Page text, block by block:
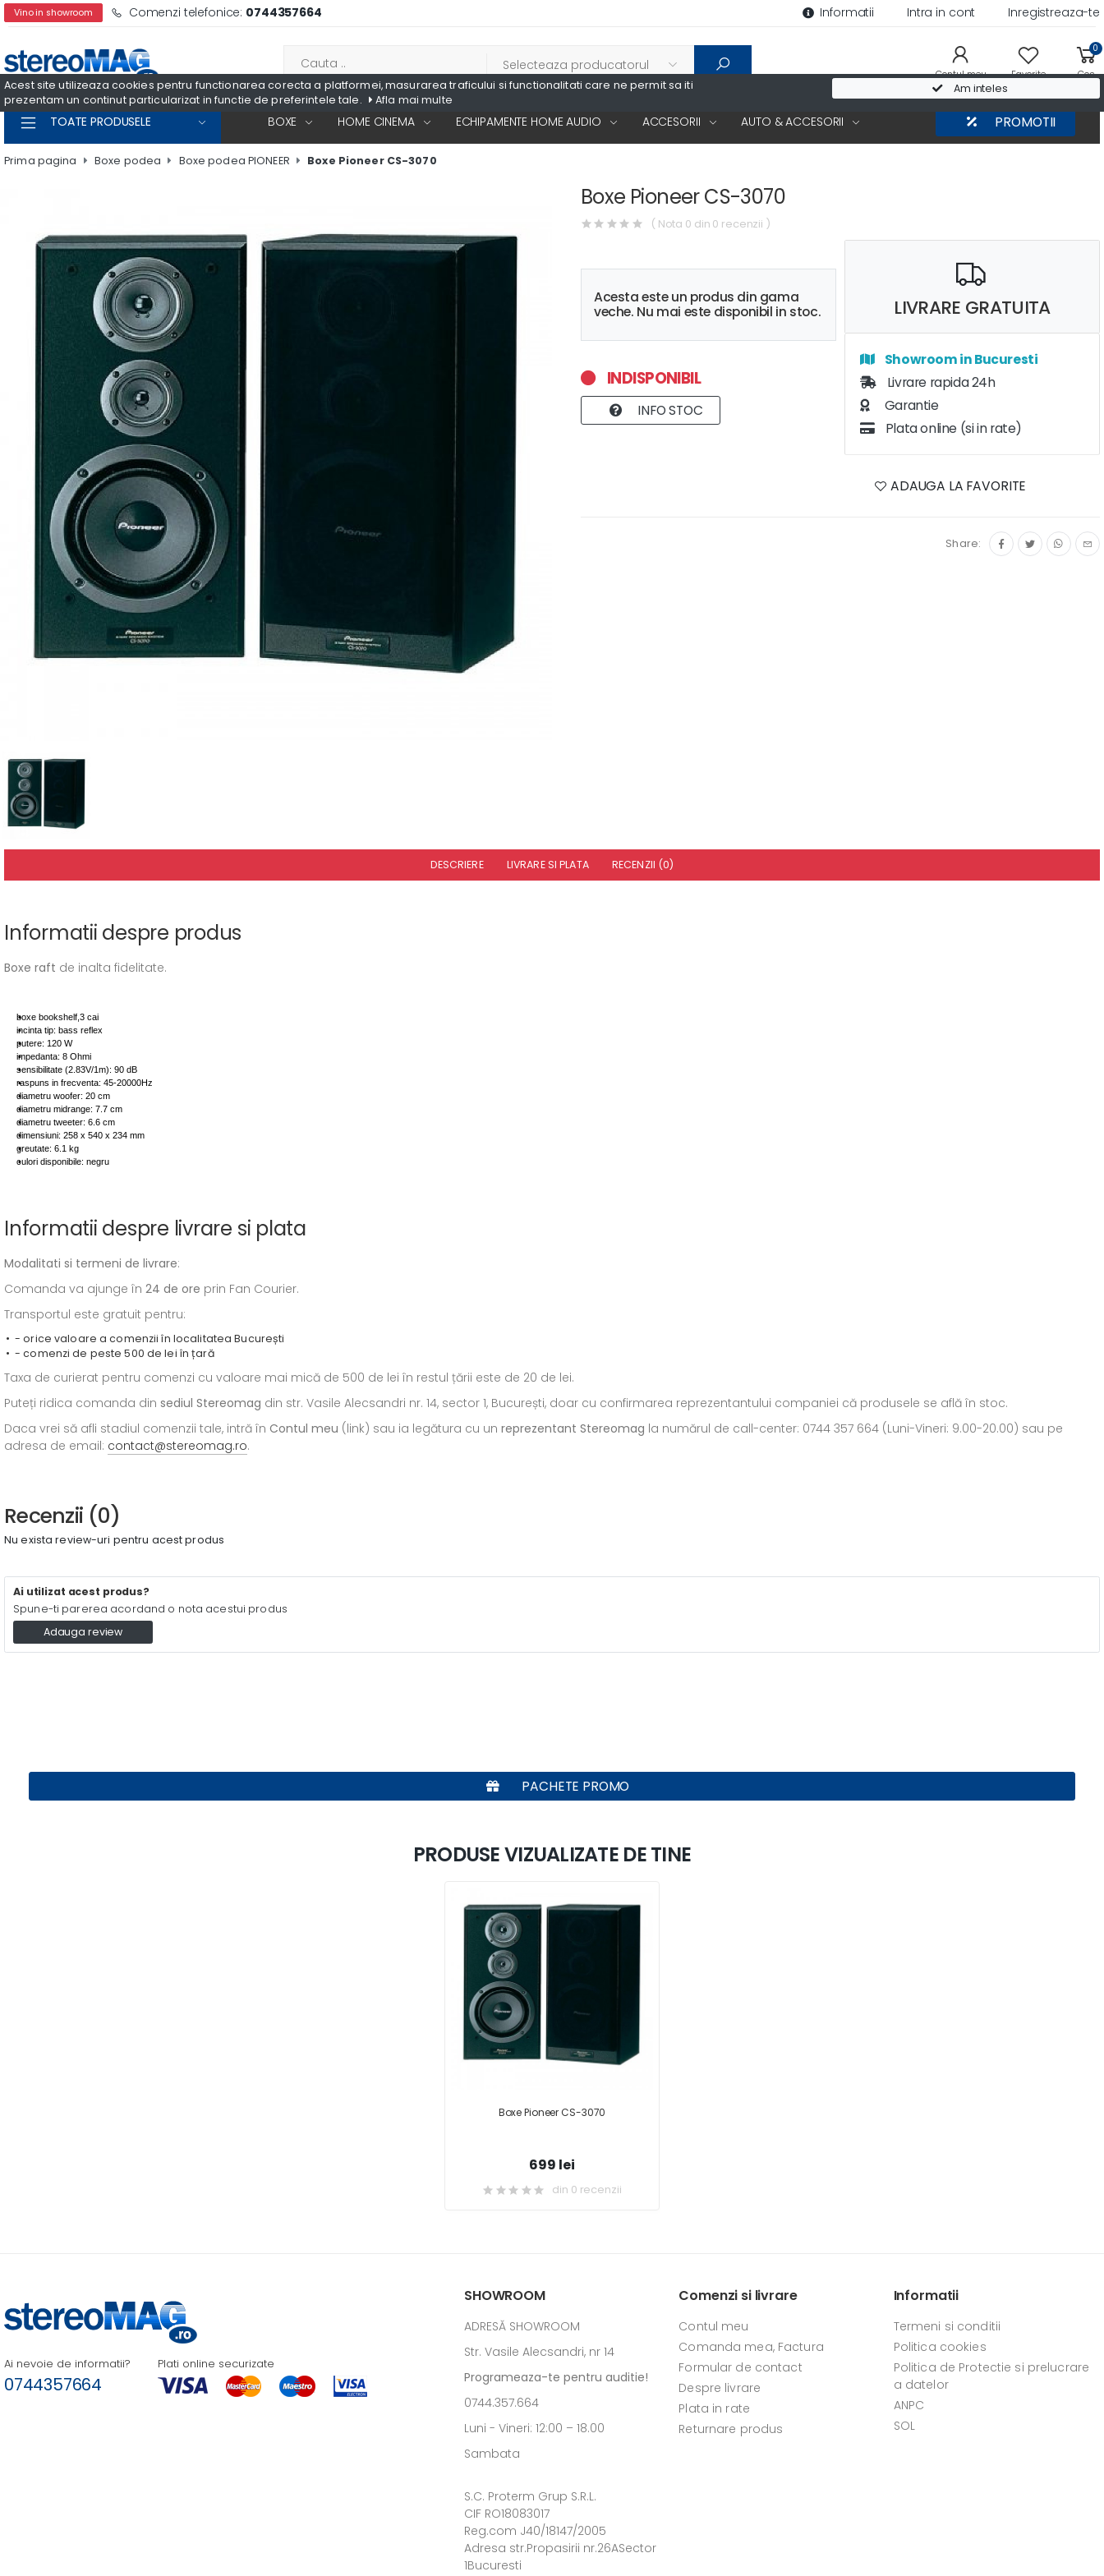
Acest site utilizeaza cookies pentru functionarea corecta a platformei, masurarea traficului si functionalitati care ne permit sa iti
prezentam un continut particularizat in functie de preferintele tale.
Afla mai multe
Am inteles
Vino in showroom Comenzi telefonice: 0744357664 Informatii Intra in cont Inregistreaza-te
Contul meu Favorite
0
Cos
TOATE PRODUSELE BOXE HOME CINEMA ECHIPAMENTE HOME AUDIO ACCESORII AUTO & ACCESORII PROMOTII
Prima pagina Boxe podea Boxe podea PIONEER Boxe Pioneer CS-3070
Boxe Pioneer CS-3070
( Nota 0 din 0 recenzii )
Acesta este un produs din gama
veche. Nu mai este disponibil in stoc.
INDISPONIBIL
INFO STOC
LIVRARE GRATUITA
Showroom in Bucuresti
Livrare rapida 24h
Garantie
Plata online (si in rate)
ADAUGA LA FAVORITE
Share:
DESCRIERE LIVRARE SI PLATA RECENZII (0)
Informatii despre produs
Boxe raft de inalta fidelitate.
boxe bookshelf,3 cai
incinta tip: bass reflex
putere: 120 W
impedanta: 8 Ohmi
sensibilitate (2.83V/1m): 90 dB
raspuns in frecventa: 45-20000Hz
diametru woofer: 20 cm
diametru midrange: 7.7 cm
diametru tweeter: 6.6 cm
dimensiuni: 258 x 540 x 234 mm
greutate: 6.1 kg
culori disponibile: negru
Informatii despre livrare si plata
Modalitati si termeni de livrare:
Comanda va ajunge în 24 de ore prin Fan Courier.
Transportul este gratuit pentru:
- orice valoare a comenzii în localitatea București
- comenzi de peste 500 de lei în țară
Taxa de curierat pentru comenzi cu valoare mai mică de 500 de lei în restul țării este de 20 de lei.
Puteți ridica comanda din sediul Stereomag din str. Vasile Alecsandri nr. 14, sector 1, București, doar cu confirmarea reprezentantului companiei că produsele se află în stoc.
Daca vrei să afli stadiul comenzii tale, intră în Contul meu (link) sau ia legătura cu un reprezentant Stereomag la numărul de call-center: 0744 357 664 (Luni-Vineri: 9.00-20.00) sau pe
adresa de email: contact@stereomag.ro.
Recenzii (0)
Nu exista review-uri pentru acest produs
Ai utilizat acest produs?
Spune-ti parerea acordand o nota acestui produs
Adauga review
PACHETE PROMO
PRODUSE VIZUALIZATE DE TINE
Boxe Pioneer CS-3070
699 lei
din 0 recenzii
Ai nevoie de informatii?
0744357664
Plati online securizate
SHOWROOM
ADRESĂ SHOWROOM
Str. Vasile Alecsandri, nr 14
Programeaza-te pentru auditie!
0744.357.664
Luni - Vineri: 12:00 – 18.00
Sambata
S.C. Proterm Grup S.R.L.
CIF RO18083017
Reg.com J40/18147/2005
Adresa str.Propasirii nr.26ASector
1Bucuresti
Comenzi si livrare
Contul meu
Comanda mea, Factura
Formular de contact
Despre livrare
Plata in rate
Returnare produs
Informatii
Termeni si conditii
Politica cookies
Politica de Protectie si prelucrare
a datelor
ANPC
SOL